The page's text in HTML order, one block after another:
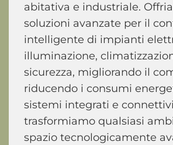
abitativa e industriale.
soluzioni avanzate per il
intelligente di impianti
illuminazione,
sicurezza, migliorando il
riducendo i consumi
sistemi integrati e
trasformiamo qualsiasi
spazio tecnologicamente